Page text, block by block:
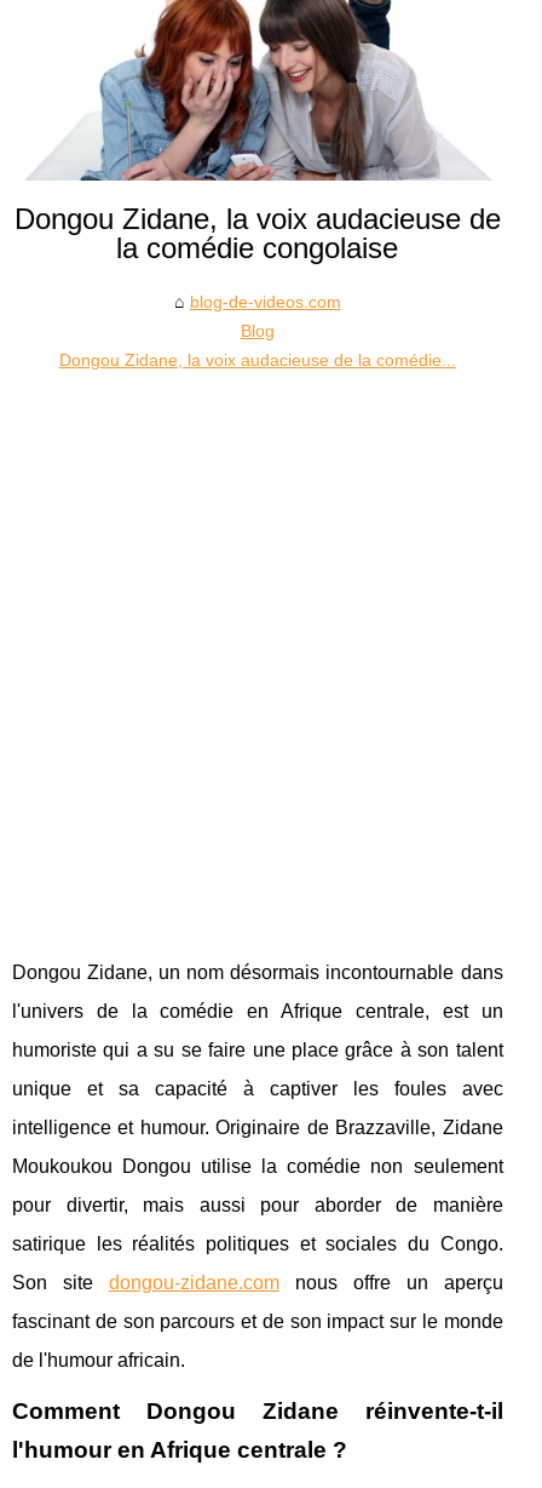
Dongou Zidane, la voix audacieuse de
la comédie congolaise
blog-de-videos.com
Blog
Dongou Zidane, la voix audacieuse de la comédie...
Dongou Zidane, un nom désormais incontournable dans
l'univers de la comédie en Afrique centrale, est un
humoriste qui a su se faire une place grâce à son talent
unique et sa capacité à captiver les foules avec
intelligence et humour. Originaire de Brazzaville, Zidane
Moukoukou Dongou utilise la comédie non seulement
pour divertir, mais aussi pour aborder de manière
satirique les réalités politiques et sociales du Congo.
Son site dongou-zidane.comnous offre un aperçu
fascinant de son parcours et de son impact sur le monde
de l'humour africain.
Comment Dongou Zidane réinvente-t-il
l'humour en Afrique centrale ?